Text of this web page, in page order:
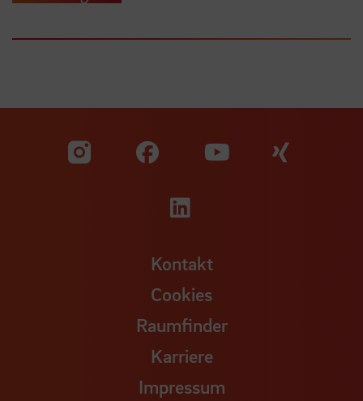
Zu unserer Facebook
Zu
Zu unserer
Kontakt
Cookies
Raumfinder
Karriere
Impressum